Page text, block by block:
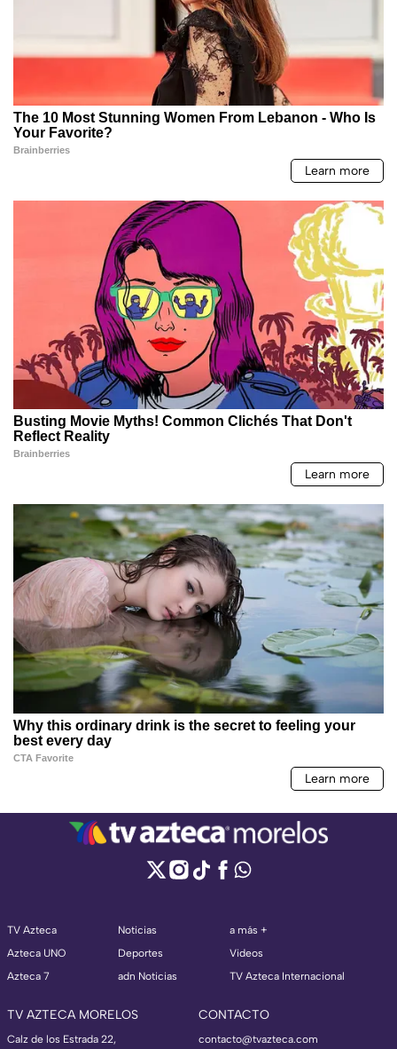
TV Azteca
Azteca UNO
Azteca 7
Noticias
Deportes
adn Noticias
a más +
Videos
TV Azteca Internacional
TV AZTECA MORELOS
Calz de los Estrada 22,
CONTACTO
contacto@tvazteca.com